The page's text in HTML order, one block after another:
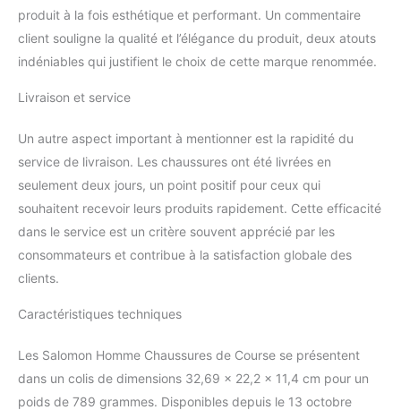
produit à la fois esthétique et performant. Un commentaire
client souligne la qualité et l’élégance du produit, deux atouts
indéniables qui justifient le choix de cette marque renommée.
Livraison et service
Un autre aspect important à mentionner est la rapidité du
service de livraison. Les chaussures ont été livrées en
seulement deux jours, un point positif pour ceux qui
souhaitent recevoir leurs produits rapidement. Cette efficacité
dans le service est un critère souvent apprécié par les
consommateurs et contribue à la satisfaction globale des
clients.
Caractéristiques techniques
Les Salomon Homme Chaussures de Course se présentent
dans un colis de dimensions 32,69 x 22,2 x 11,4 cm pour un
poids de 789 grammes. Disponibles depuis le 13 octobre